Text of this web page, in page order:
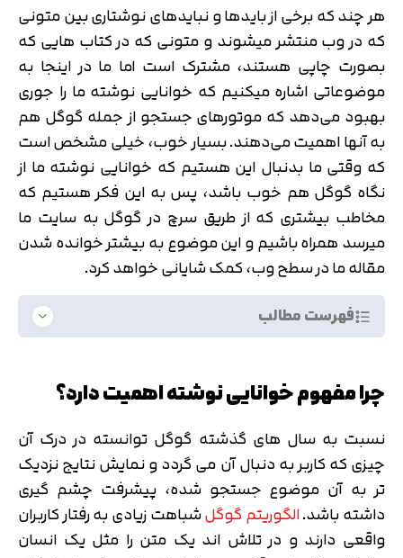
هر چند که برخی از بایدها و نبایدهای نوشتاری بین متونی
که در وب منتشر میشوند و متونی که در کتاب هایی که
بصورت چاپی هستند، مشترک است اما ما در اینجا به
موضوعاتی اشاره میکنیم که خوانایی نوشته ما را جوری
بهبود می‌دهد که موتورهای جستجو از جمله گوگل هم
به آنها اهمیت می‌دهند. بسیار خوب، خیلی مشخص است
که وقتی ما بدنبال این هستیم که خوانایی نوشته ما از
نگاه گوگل هم خوب باشد، پس به این فکر هستیم که
مخاطب بیشتری که از طریق سرچ در گوگل به سایت ما
میرسد همراه باشیم و این موضوع به بیشتر خوانده شدن
مقاله ما در سطح وب، کمک شایانی خواهد کرد.
فهرست مطالب
چرا مفهوم خوانایی نوشته اهمیت دارد؟
نسبت به سال های گذشته گوگل توانسته در درک آن
چیزی که کاربر به دنبال آن می گردد و نمایش نتایج نزدیک
تر به آن موضوع جستجو شده، پیشرفت چشم گیری
داشته باشد.الگوریتم گوگلشباهت زیادی به رفتار کاربران
واقعی دارند و در تلاش اند یک متن را مثل یک انسان